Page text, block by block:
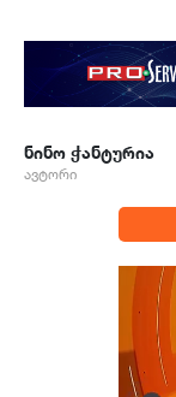
ნინო ჭანტურია
ავტორი